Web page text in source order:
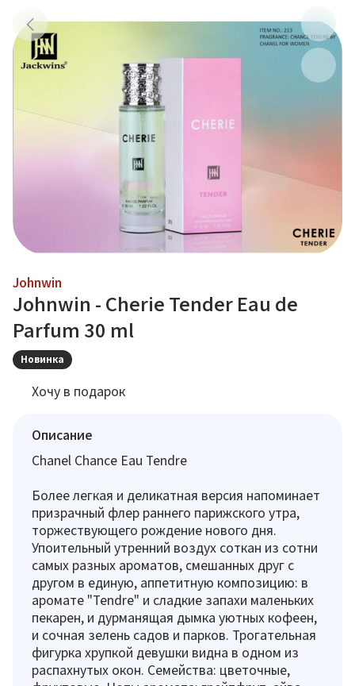
Johnwin
Johnwin - Cherie Tender Eau de
Parfum 30 ml
Новинка
Хочу в подарок
Описание
Chanel Chance Eau Tendre
Более легкая и деликатная версия напоминает
призрачный флер раннего парижского утра,
торжествующего рождение нового дня.
Упоительный утренний воздух соткан из сотни
самых разных ароматов, смешанных друг с
другом в единую, аппетитную композицию: в
аромате "Tendre" и сладкие запахи маленьких
пекарен, и дурманящая дымка уютных кофеен,
и сочная зелень садов и парков. Трогательная
фигурка хрупкой девушки видна в одном из
распахнутых окон. Семейства: цветочные,